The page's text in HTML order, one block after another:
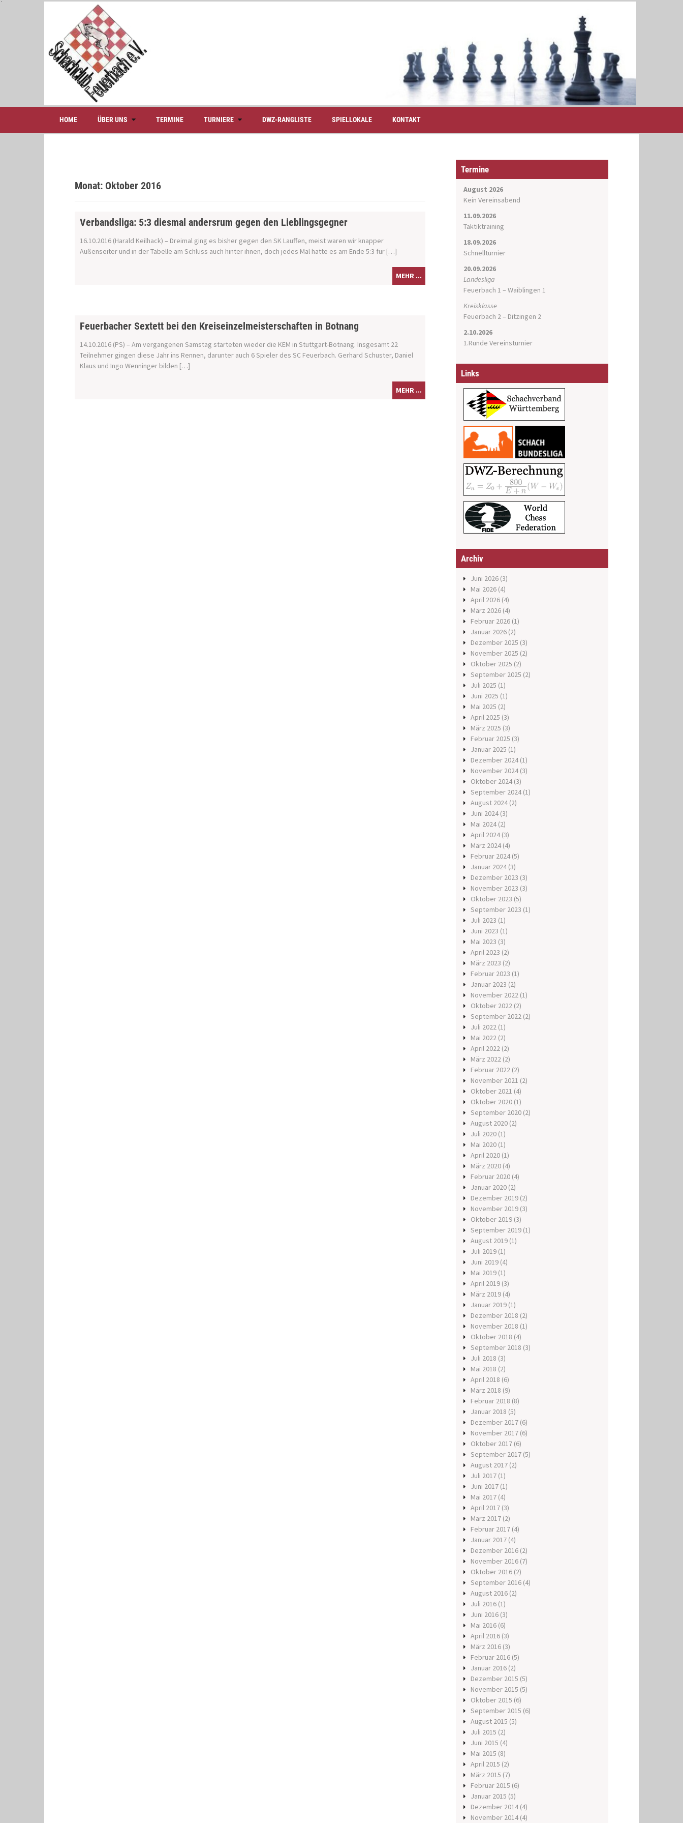
S
t
HOME ÜBER UNS TERMINE TURNIERE DWZ-RANGLISTE SPIELLOKALE KONTAKT
Monat: Oktober 2016
Verbandsliga: 5:3 diesmal andersrum gegen den Lieblingsgegner
16.10.2016 (Harald Keilhack) – Dreimal ging es bisher gegen den SK Lauffen, meist waren wir knapper
Außenseiter und in der Tabelle am Schluss auch hinter ihnen, doch jedes Mal hatte es am Ende 5:3 für […]
MEHR ...
Feuerbacher Sextett bei den Kreiseinzelmeisterschaften in Botnang
14.10.2016 (PS) – Am vergangenen Samstag starteten wieder die KEM in Stuttgart-Botnang. Insgesamt 22
Teilnehmer gingen diese Jahr ins Rennen, darunter auch 6 Spieler des SC Feuerbach. Gerhard Schuster, Daniel
Klaus und Ingo Wenninger bilden […]
MEHR ...
Termine
August 2026
Kein Vereinsabend
11.09.2026
Taktiktraining
18.09.2026
Schnellturnier
20.09.2026
Landesliga
Feuerbach 1 – Waiblingen 1
Kreisklasse
Feuerbach 2 – Ditzingen 2
2.10.2026
1.Runde Vereinsturnier
Links
Archiv
Juni 2026 (3)
Mai 2026 (4)
April 2026 (4)
März 2026 (4)
Februar 2026 (1)
Januar 2026 (2)
Dezember 2025 (3)
November 2025 (2)
Oktober 2025 (2)
September 2025 (2)
Juli 2025 (1)
Juni 2025 (1)
Mai 2025 (2)
April 2025 (3)
März 2025 (3)
Februar 2025 (3)
Januar 2025 (1)
Dezember 2024 (1)
November 2024 (3)
Oktober 2024 (3)
September 2024 (1)
August 2024 (2)
Juni 2024 (3)
Mai 2024 (2)
April 2024 (3)
März 2024 (4)
Februar 2024 (5)
Januar 2024 (3)
Dezember 2023 (3)
November 2023 (3)
Oktober 2023 (5)
September 2023 (1)
Juli 2023 (1)
Juni 2023 (1)
Mai 2023 (3)
April 2023 (2)
März 2023 (2)
Februar 2023 (1)
Januar 2023 (2)
November 2022 (1)
Oktober 2022 (2)
September 2022 (2)
Juli 2022 (1)
Mai 2022 (2)
April 2022 (2)
März 2022 (2)
Februar 2022 (2)
November 2021 (2)
Oktober 2021 (4)
Oktober 2020 (1)
September 2020 (2)
August 2020 (2)
Juli 2020 (1)
Mai 2020 (1)
April 2020 (1)
März 2020 (4)
Februar 2020 (4)
Januar 2020 (2)
Dezember 2019 (2)
November 2019 (3)
Oktober 2019 (3)
September 2019 (1)
August 2019 (1)
Juli 2019 (1)
Juni 2019 (4)
Mai 2019 (1)
April 2019 (3)
März 2019 (4)
Januar 2019 (1)
Dezember 2018 (2)
November 2018 (1)
Oktober 2018 (4)
September 2018 (3)
Juli 2018 (3)
Mai 2018 (2)
April 2018 (6)
März 2018 (9)
Februar 2018 (8)
Januar 2018 (5)
Dezember 2017 (6)
November 2017 (6)
Oktober 2017 (6)
September 2017 (5)
August 2017 (2)
Juli 2017 (1)
Juni 2017 (1)
Mai 2017 (4)
April 2017 (3)
März 2017 (2)
Februar 2017 (4)
Januar 2017 (4)
Dezember 2016 (2)
November 2016 (7)
Oktober 2016 (2)
September 2016 (4)
August 2016 (2)
Juli 2016 (1)
Juni 2016 (3)
Mai 2016 (6)
April 2016 (3)
März 2016 (3)
Februar 2016 (5)
Januar 2016 (2)
Dezember 2015 (5)
November 2015 (5)
Oktober 2015 (6)
September 2015 (6)
August 2015 (5)
Juli 2015 (2)
Juni 2015 (4)
Mai 2015 (8)
April 2015 (2)
März 2015 (7)
Februar 2015 (6)
Januar 2015 (5)
Dezember 2014 (4)
November 2014 (4)